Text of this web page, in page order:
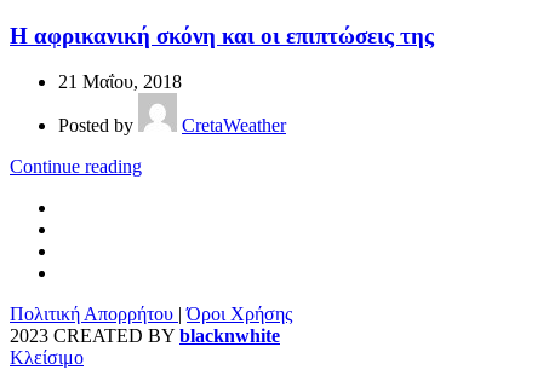
Η αφρικανική σκόνη και οι επιπτώσεις της
21 Μαΐου, 2018
Posted by
CretaWeather
Continue reading
Πολιτική Απορρήτου |Όροι Χρήσης
2023 CREATED BY blacknwhite
Κλείσιμο